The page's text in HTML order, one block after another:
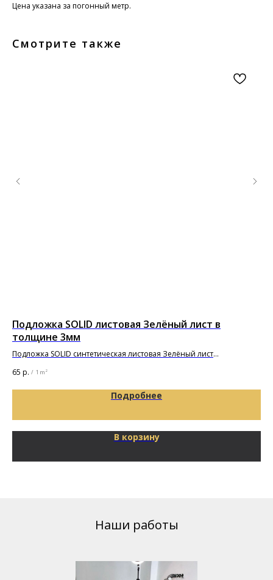
Цена указана за погонный метр.
Смотрите также
Подложка SOLID листовая Зелёный лист в
толщине 3мм
Подложка SOLID синтетическая листовая Зелёный лист
65 р. / 1 m²
Подробнее
В корзину
Наши работы